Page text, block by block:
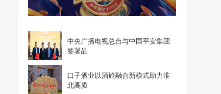
中央广播电视总台与中国平安集团
签署品
口子酒业以酒旅融合新模式助力淮
北高质